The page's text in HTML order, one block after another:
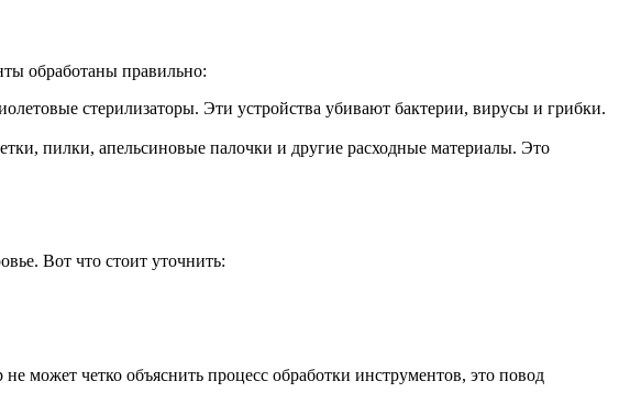
обработаны правильно:
стерилизаторы. Эти устройства убивают бактерии, вирусы и грибки.
пилки, апельсиновые палочки и другие расходные материалы. Это
Вот что стоит уточнить:
может четко объяснить процесс обработки инструментов, это повод